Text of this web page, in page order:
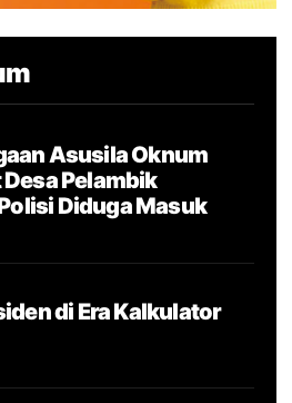
Asusila Oknum
Pelambik
Diduga Masuk
di Era Kalkulator